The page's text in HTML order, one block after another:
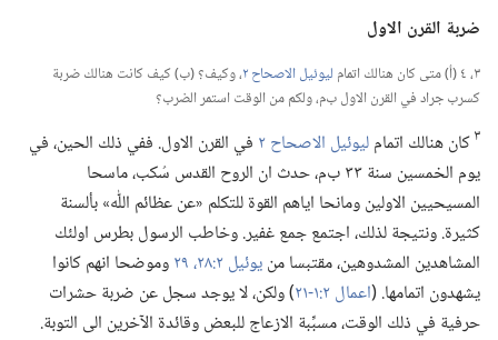
ضربة القرن الاول
٣،‏ ٤ (‏أ)‏ متى كان هنالك اتمام ليوئيل الاصحاح ٢ ‏،‏ وكيف؟‏ (‏ب)‏ كيف كانت هنالك ضربة
كسرب جراد في القرن الاول ب‌م،‏ ولكم من الوقت استمر الضرب؟‏
٣كان هنالك اتمامليوئيل الاصحاح ٢
في القرن الاول.‏ ففي ذلك الحين،‏ في
يوم الخمسين سنة ٣٣ ب‌م،‏ حدث ان الروح القدس سُكب،‏ ماسحا
المسيحيين الاولين ومانحا اياهم القوة للتكلم «عن عظائم اللّٰه» بألسنة
كثيرة.‏ ونتيجة لذلك،‏ اجتمع جمع غفير.‏ وخاطب الرسول بطرس اولئك
المشاهدين المشدوهين،‏ مقتبسا منيوئيل ٢:‏​٢٨،‏ ٢٩
وموضحا انهم كانوا
يشهدون اتمامها.‏ (‏اعمال ٢:‏​١-‏٢١
‏)‏ ولكن،‏ لا يوجد سجل عن ضربة حشرات
حرفية في ذلك الوقت،‏ مسبِّبة الازعاج للبعض وقائدة الآخرين الى التوبة.‏